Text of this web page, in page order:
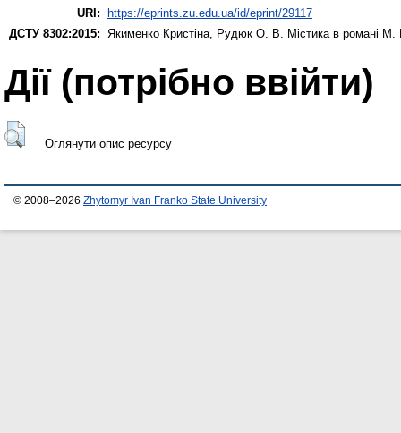
URI: https://eprints.zu.edu.ua/id/eprint/29117
ДСТУ 8302:2015:
Якименко Кристіна Рудюк О. В. Містика в романі
Дії ​​(потрібно ввійти)
Оглянути опис ресурсу
© 2008–2026 Zhytomyr Ivan Franko State University